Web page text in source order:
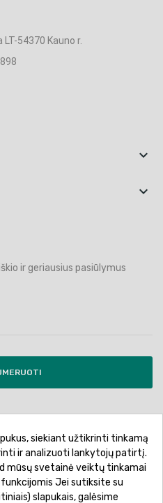
54370 Kauno r.


ir geriausius pasiūlymus
Privatumo politika
Prekių pristatymas
Atsiskaitymo būdai
siekiant užtikrinti tinkamą
ir analizuoti lankytojų patirtį.
mūsų svetainė veiktų tinkamai
Jei sutiksite su
slapukais, galėsime